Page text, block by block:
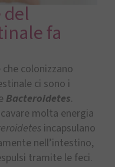
del
fa
colonizzano
ci sono i
Bacteroidetes.
molta energia
incapsulano
nell’intestino,
tramite le feci.